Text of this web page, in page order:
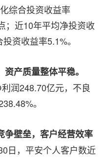
综合投资收益率
；近10年平均净投资收
资收益率5.1%。
产质量整体平稳。
润248.70亿元，不良
。
争壁垒，客户经营效率
日，平安个人客户数近